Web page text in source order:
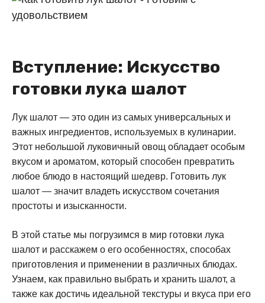
Вступление: Искусство
готовки лука шалот
Лук шалот — это один из самых универсальных и
важных ингредиентов, используемых в кулинарии.
Этот небольшой луковичный овощ обладает особым
вкусом и ароматом, который способен превратить
любое блюдо в настоящий шедевр. Готовить лук
шалот — значит владеть искусством сочетания
простоты и изысканности.
В этой статье мы погрузимся в мир готовки лука
шалот и расскажем о его особенностях, способах
приготовления и применении в различных блюдах.
Узнаем, как правильно выбрать и хранить шалот, а
также как достичь идеальной текстуры и вкуса при его